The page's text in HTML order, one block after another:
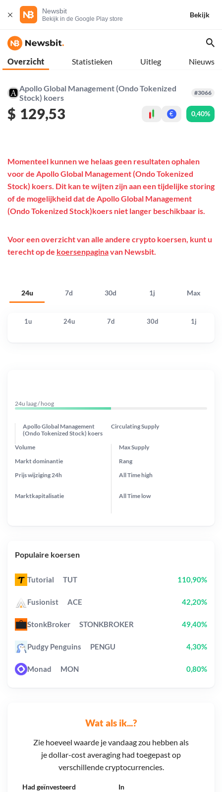
Newsbit
Bekijk in de Google Play store
Bekijk
Overzicht Statistieken Uitleg Nieuws
Apollo Global Management (Ondo Tokenized
Stock) koers
#3066
$ 129,53 € 0,40%
24u 7d 30d 1j Max
Momenteel kunnen we helaas geen resultaten ophalen
voor de Apollo Global Management (Ondo Tokenized
Stock) koers. Dit kan te wijten zijn aan een tijdelijke storing
of de mogelijkheid dat de Apollo Global Management
(Ondo Tokenized Stock)koers niet langer beschikbaar is.
Voor een overzicht van alle andere crypto koersen, kunt u
terecht op de koersenpaginavan Newsbit.
1u 24u 7d 30d 1j
Wat als ik...?
Zie hoeveel waarde je vandaag zou hebben als
je dollar-cost averaging had toegepast op
verschillende cryptocurrencies.
Had geïnvesteerd In
24u laag / hoog
Apollo Global Management
(Ondo Tokenized Stock) koers
Circulating Supply
Prijs wijziging 24h
Max Supply
Markt dominantie
Marktkapitalisatie
Volume
Rang
All Timehigh
All Time low
Populaire koersen
Tutorial TUT 110,90%
Fusionist ACE 42,20%
StonkBroker STONKBROKER 49,40%
Pudgy Penguins PENGU 4,30%
Monad MON 0,80%